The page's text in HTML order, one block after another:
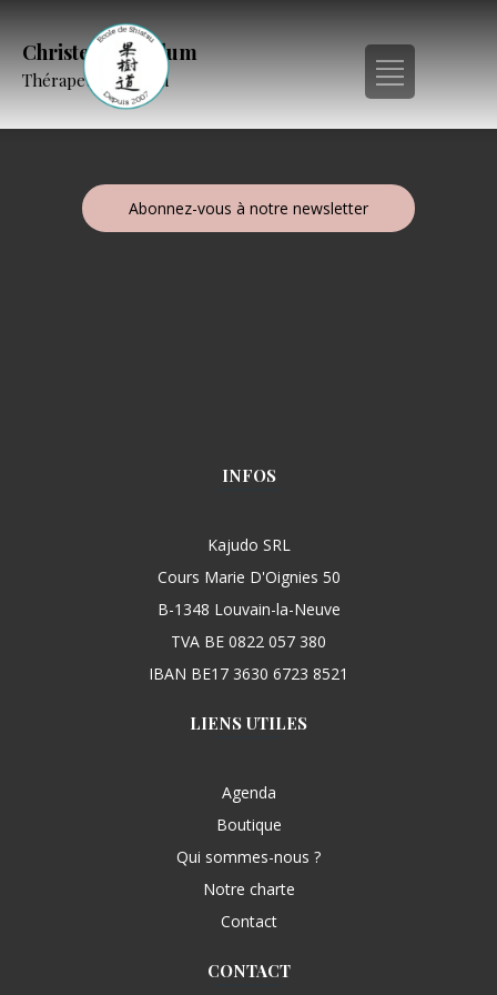
Christel Kornblum
Thérapeute Shiatsu
Abonnez-vous à notre newsletter
INFOS
Kajudo SRL
Cours Marie D'Oignies 50
B-1348 Louvain-la-Neuve
TVA BE 0822 057 380
IBAN BE17 3630 6723 8521
LIENS UTILES
Agenda
Boutique
Qui sommes-nous ?
Notre charte
Contact
CONTACT